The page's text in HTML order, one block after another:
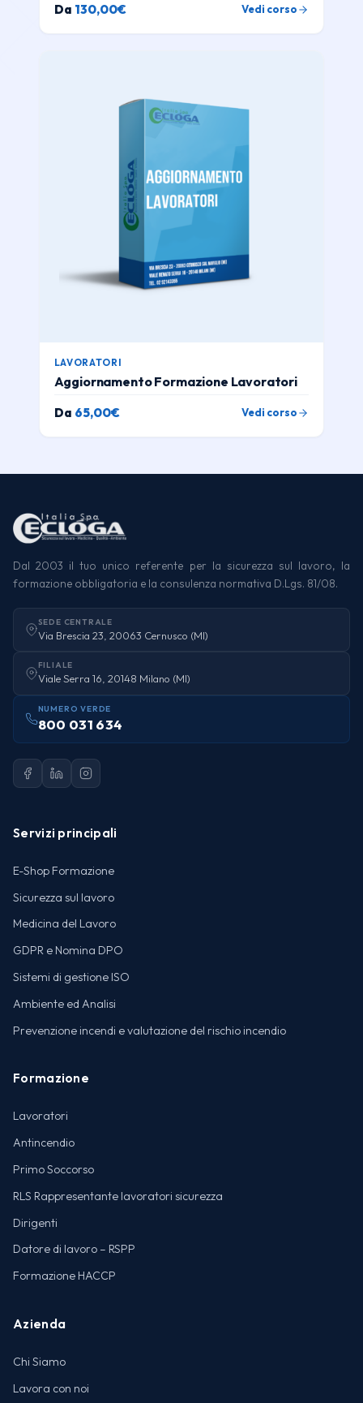
Da 130,00€ Vedi corso
LAVORATORI
Aggiornamento Formazione Lavoratori
Da 65,00€ Vedi corso
Dal 2003 il tuo unico referente per la sicurezza sul lavoro, la
formazione obbligatoria e la consulenza normativa D.Lgs. 81/08.
SEDE CENTRALE
Via Brescia 23, 20063 Cernusco (MI)
FILIALE
Viale Serra 16, 20148 Milano (MI)
NUMERO VERDE
800 031 634
Servizi principali
E-Shop Formazione
Sicurezza sul lavoro
Medicina del Lavoro
GDPR e Nomina DPO
Sistemi di gestione ISO
Ambiente ed Analisi
Prevenzione incendi e valutazione del rischio incendio
Formazione
Lavoratori
Antincendio
Primo Soccorso
RLS Rappresentante lavoratori sicurezza
Dirigenti
Datore di lavoro – RSPP
Formazione HACCP
Azienda
Chi Siamo
Lavora con noi